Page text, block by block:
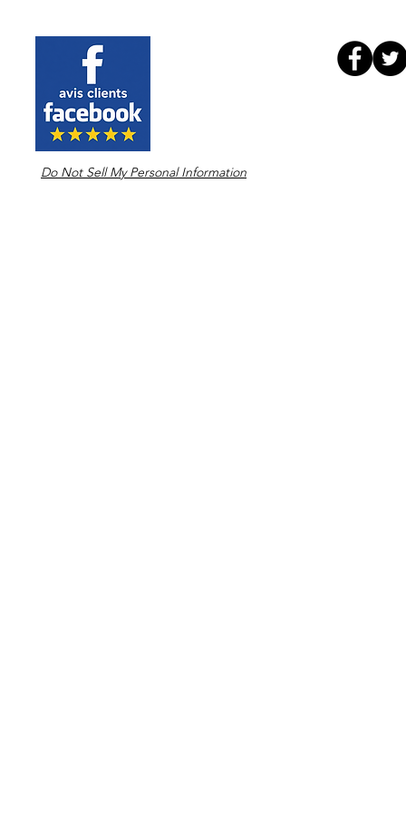
Do Not Sell My Personal Information